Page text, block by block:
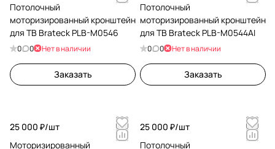
Потолочный
моторизированный кронштейн
для ТВ Brateck PLB-M0546
0 0 Нет в наличии
Заказать
Потолочный
моторизированный кронштейн
для ТВ Brateck PLB-M0544AI
0 0 Нет в наличии
Заказать
25 000 ₽/шт
Моторизированный
25 000 ₽/шт
Потолочный